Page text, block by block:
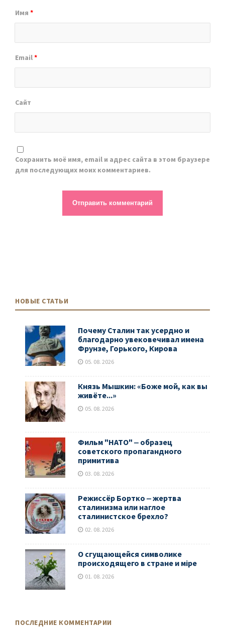
Имя *
Email*
Сайт
Сохранить моё имя, email и адрес сайта в этом браузере
для последующих моих комментариев.
НОВЫЕ СТАТЬИ
Почему Сталин так усердно и
благодарно увековечивал имена
Фрунзе, Горького, Кирова
05. 08. 2026
Князь Мышкин: «Боже мой, как вы
живёте...»
05. 08. 2026
Фильм "НАТО" ‒ образец
советского пропагандного
примитива
03. 08. 2026
Режиссёр Бортко ‒ жертва
сталинизма или наглое
сталинистское брехло?
02. 08. 2026
О сгущающейся символике
происходящего в стране и мiре
01. 08. 2026
ПОСЛЕДНИЕ КОММЕНТАРИИ